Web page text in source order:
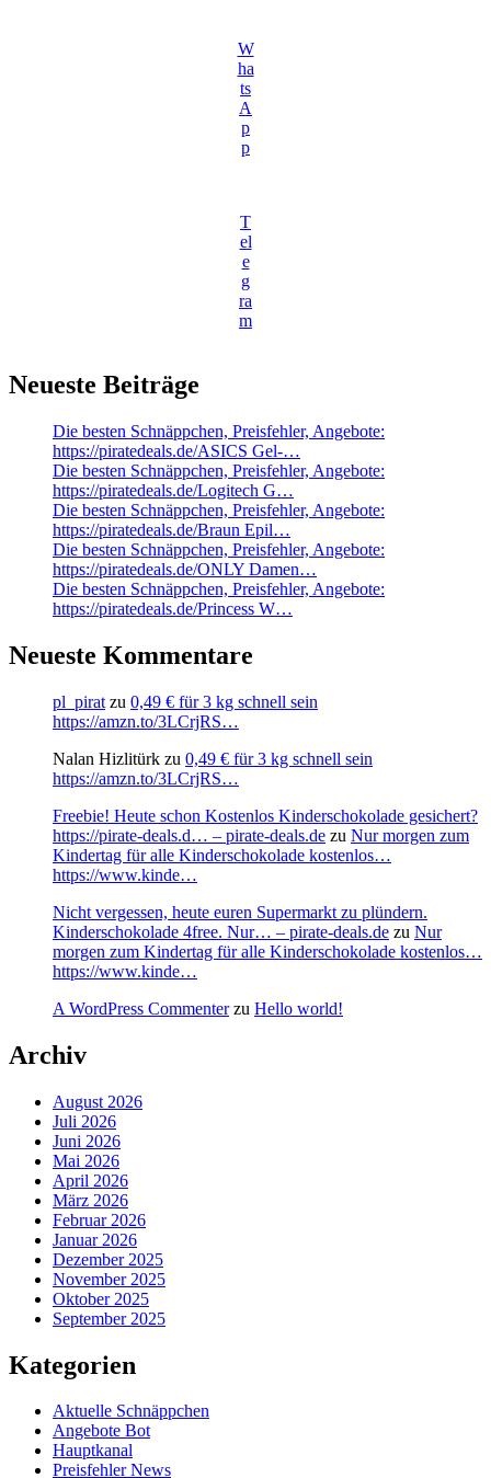
W
ha
ts
A
p
p
T
el
e
g
ra
m
Neueste Beiträge
Die besten Schnäppchen, Preisfehler, Angebote:
https://piratedeals.de/ASICS Gel-…
Die besten Schnäppchen, Preisfehler, Angebote:
https://piratedeals.de/Logitech G…
Die besten Schnäppchen, Preisfehler, Angebote:
https://piratedeals.de/Braun Epil…
Die besten Schnäppchen, Preisfehler, Angebote:
https://piratedeals.de/ONLY Damen…
Die besten Schnäppchen, Preisfehler, Angebote:
https://piratedeals.de/Princess W…
Neueste Kommentare
pl_pirat zu 0,49 € für 3 kg schnell sein
https://amzn.to/3LCrjRS…
Nalan Hizlitürk zu 0,49 € für 3 kg schnell sein
https://amzn.to/3LCrjRS…
Freebie! Heute schon Kostenlos Kinderschokolade gesichert?
https://pirate-deals.d… – pirate-deals.de zu Nur morgen zum
Kindertag für alle Kinderschokolade kostenlos…
https://www.kinde…
Nicht vergessen, heute euren Supermarkt zu plündern.
Kinderschokolade 4free. Nur… – pirate-deals.de zu Nur
morgen zum Kindertag für alle Kinderschokolade kostenlos…
https://www.kinde…
A WordPress Commenterzu Hello world!
Archiv
August 2026
Juli 2026
Juni 2026
Mai 2026
April 2026
März 2026
Februar 2026
Januar 2026
Dezember 2025
November 2025
Oktober 2025
September 2025
Kategorien
Aktuelle Schnäppchen
Angebote Bot
Hauptkanal
Preisfehler News